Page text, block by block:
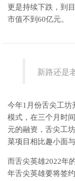
更是持续下跌，到
市值不到60亿元。
新路还是
今年1月份舌尖工坊
模式，在三个月时
元的融资，舌尖工
菜项目相比趣小面
而舌尖英雄2022年
年舌尖英雄要将签